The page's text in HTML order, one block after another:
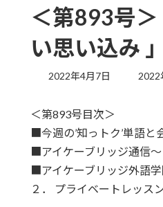
＜第893号
い思い込み 」
2022年4月7日
最
日
時
:
2022
＜第893号目次＞
■今週の’知っトク’単語と
■アイケーブリッジ通信～
■アイケーブリッジ外語
２． プライベートレッス